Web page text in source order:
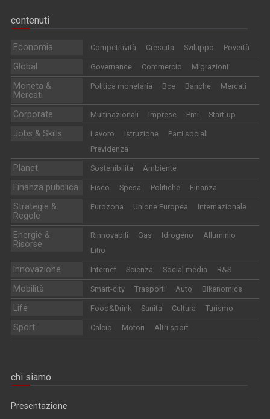
contenuti
Economia Competitività Crescita Sviluppo Povertà
Global Governance Commercio Migrazioni
Moneta &
Mercati
Politica monetaria Bce Banche Mercati
Corporate Multinazionali Imprese Pmi Start-up
Jobs & Skills Lavoro Istruzione
Parti sociali
Previdenza
Planet Sostenibilità Ambiente
Finanza pubblica Fisco Spesa Politiche Finanza
Strategie &
Regole
Eurozona Unione Europea Internazionale
Energie &
Risorse
Rinnovabili Gas Idrogeno
Alluminio
Litio
Innovazione Internet Scienza Social media R&S
Mobilità Smart-city Trasporti Auto Bikenomics
Life Food&Drink Sanità Cultura Turismo
Sport Calcio Motori Altri sport
chi siamo
Presentazione